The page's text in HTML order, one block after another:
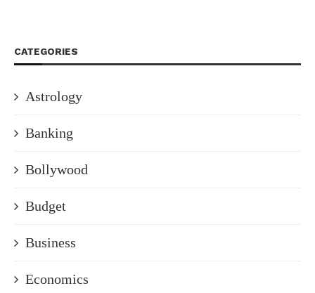
CATEGORIES
Astrology
Banking
Bollywood
Budget
Business
Economics